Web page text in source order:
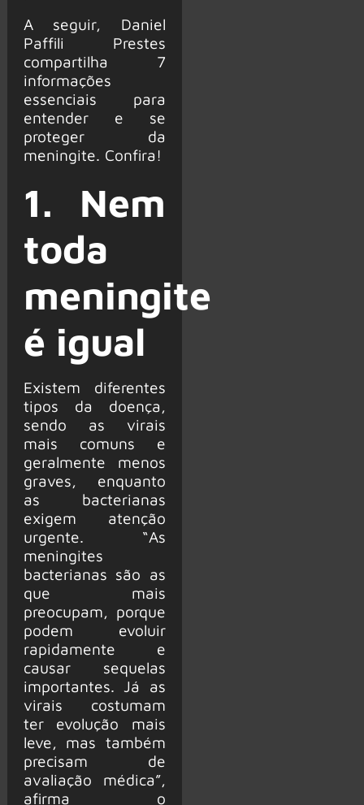
A seguir, Daniel
Paffili Prestes
compartilha 7
informações
essenciais para
entender e se
proteger da
meningite. Confira!
1. Nem
toda
meningite
é igual
Existem diferentes
tipos da doença,
sendo as virais
mais comuns e
geralmente menos
graves, enquanto
as bacterianas
exigem atenção
urgente. “As
meningites
bacterianas são as
que mais
preocupam, porque
podem evoluir
rapidamente e
causar sequelas
importantes. Já as
virais costumam
ter evolução mais
leve, mas também
precisam de
avaliação médica”,
afirma o